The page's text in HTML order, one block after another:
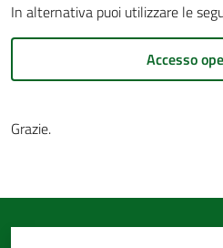
Amministrazione
Trasparente
Tutti
argomenti...
su
In alternativa puoi utilizzare le
Accesso
Grazie.